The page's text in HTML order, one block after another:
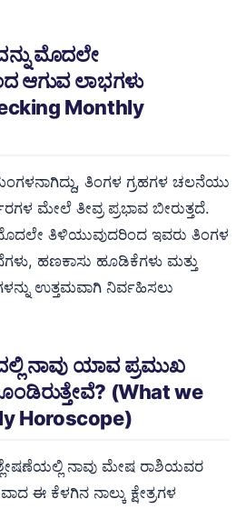
ಮೊದಲೇ
ಆಗುವ ಲಾಭಗಳು
Monthly
ತಿಂಗಳ ಗ್ರಹಗಳ ಚಲನೆಯು
ಮೇಲೆ ತೀವ್ರ ಪ್ರಭಾವ ಬೀರುತ್ತದೆ.
ತಿಳಿಯುವುದರಿಂದ ಇವರು ತಿಂಗಳ
ಹಣಕಾಸು ಹೂಡಿಕೆಗಳು ಮತ್ತು
ಉತ್ತಮವಾಗಿ ನಿರ್ವಹಿಸಲು
ನಾವು ಯಾವ ಪ್ರಮುಖ
(What we
Horoscope)
ನಾವು ಮೇಷ ರಾಶಿಯವರ
ಈ ಕೆಳಗಿನ ನಾಲ್ಕು ಕ್ಷೇತ್ರಗಳ